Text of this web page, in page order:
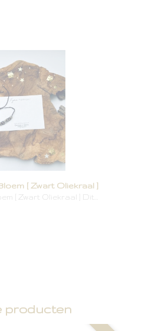
[ Zwart Oliekraal ]
[ Zwart Oliekraal ] Dit…
producten